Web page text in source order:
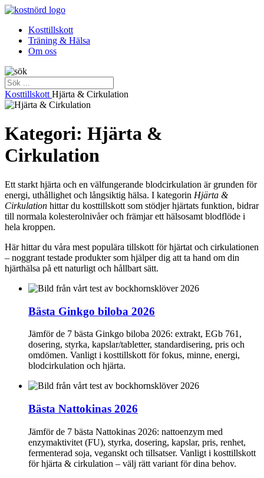
Kosttillskott
Träning & Hälsa
Om oss
Kosttillskott Hjärta & Cirkulation
Kategori: Hjärta &
Cirkulation
Ett starkt hjärta och en välfungerande blodcirkulation är grunden för
energi, uthållighet och långsiktig hälsa. I kategorin Hjärta &
Cirkulation hittar du kosttillskott som stödjer hjärtats funktion, bidrar
till normala kolesterolnivåer och främjar ett hälsosamt blodflöde i
hela kroppen.
Här hittar du våra mest populära tillskott för hjärtat och cirkulationen
– noggrant testade produkter som hjälper dig att ta hand om din
hjärthälsa på ett naturligt och hållbart sätt.
Bästa Ginkgo biloba 2026
Jämför de 7 bästa Ginkgo biloba 2026: extrakt, EGb 761,
dosering, styrka, kapslar/tabletter, standardisering, pris och
omdömen. Vanligt i kosttillskott för fokus, minne, energi,
blodcirkulation och hjärta.
Bästa Nattokinas 2026
Jämför de 7 bästa Nattokinas 2026: nattoenzym med
enzymaktivitet (FU), styrka, dosering, kapslar, pris, renhet,
fermenterad soja, veganskt och tillsatser. Vanligt i kosttillskott
för hjärta & cirkulation – välj rätt variant för dina behov.